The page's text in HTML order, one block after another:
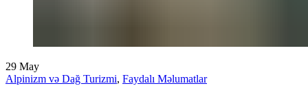
29 May
Alpinizm və Dağ Turizmi, Faydalı Məlumatlar